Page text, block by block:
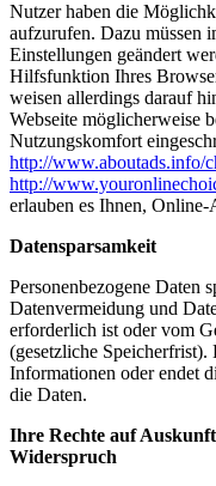
Nutzer haben die
aufzurufen. Dazu müssen
Einstellungen geändert
Hilfsfunktion Ihres
weisen allerdings darauf
Webseite möglicherweise
Nutzungskomfort
http://www.aboutads.info/
http://
erlauben es Ihnen,
Datensparsamkeit
Personenbezogene Daten
Datenvermeidung und
erforderlich ist oder vom
(gesetzliche
Informationen oder endet
die Daten.
Ihre Rechte auf
Widerspruch